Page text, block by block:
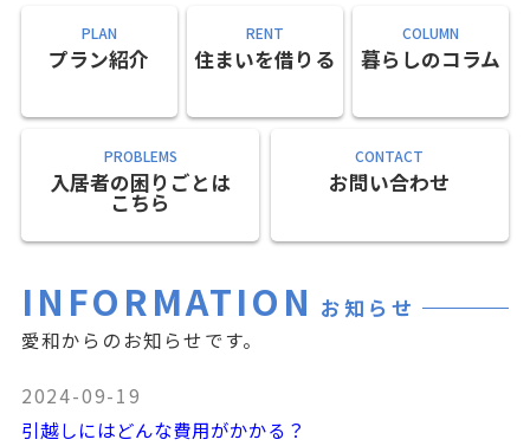
PLAN
プラン紹介
RENT
住まいを借りる
COLUMN
暮らしのコラム
PROBLEMS
入居者の困りごとは
こちら
CONTACT
お問い合わせ
INFORMATION お知らせ
愛和からのお知らせです。
2024-09-19
引越しにはどんな費用がかかる？